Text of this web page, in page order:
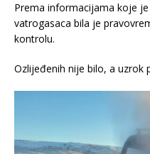
Prema informacijama koje
vatrogasaca bila je
kontrolu.
Ozlijeđenih nije bilo, a uzrok